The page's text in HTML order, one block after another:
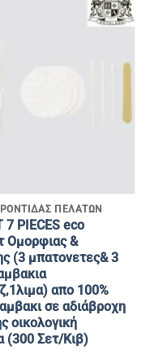
ΠΕΛΑΤΩΝ
7 PIECES eco
Ομορφιας &
(3 μπατονετες& 3
απο 100%
σε αδιάβροχη
οικολογική
(300 Σετ/Κιβ)